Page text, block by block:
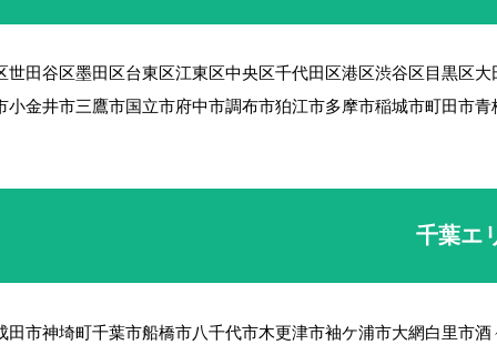
世田谷区墨田区台東区江東区中央区千代田区港区渋谷区 目黒区大
小金井市三鷹市国立市府中市調布市狛江市多摩市稲城市町田市青
千葉エ
田市神埼町千葉市船橋市八千代市木更津市袖ケ浦市大網白里市酒